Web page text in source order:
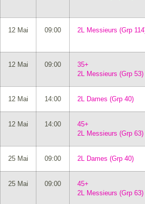
12 Mai 09:00 2L Messieurs (Grp
12 Mai 09:00
35+
2L Messieurs (Grp 53)
12 Mai 14:00 2L Dames (Grp 40)
12 Mai 14:00
45+
2L Messieurs (Grp 63)
25 Mai 09:00 2L Dames (Grp 40)
25 Mai 09:00
45+
2L Messieurs (Grp 63)